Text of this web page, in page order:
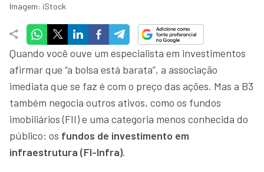
Imagem: iStock
Quando você ouve um especialista em investimentos
afirmar que “a bolsa está barata”, a associação
imediata que se faz é com o preço das ações. Mas a B3
também negocia outros ativos, como os fundos
imobiliários (FII) e uma categoria menos conhecida do
público: os fundos de investimento em
infraestrutura (FI-Infra).